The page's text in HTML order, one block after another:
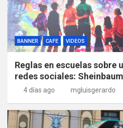
BANNER CAFE VIDEOS
Reglas en escuelas sobre
redes sociales: Sheinbaum
4 días ago mgluisgerardo